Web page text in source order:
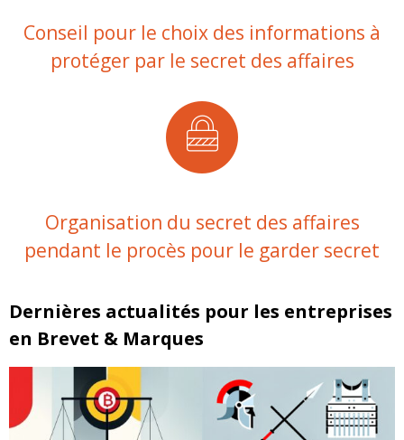
Conseil pour le choix des informations à
protéger par le secret des affaires
Organisation du secret des affaires
pendant le procès pour le garder secret
Dernières actualités pour les entreprises
en Brevet & Marques